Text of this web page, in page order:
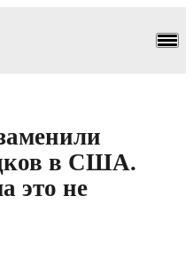
в США.
это не